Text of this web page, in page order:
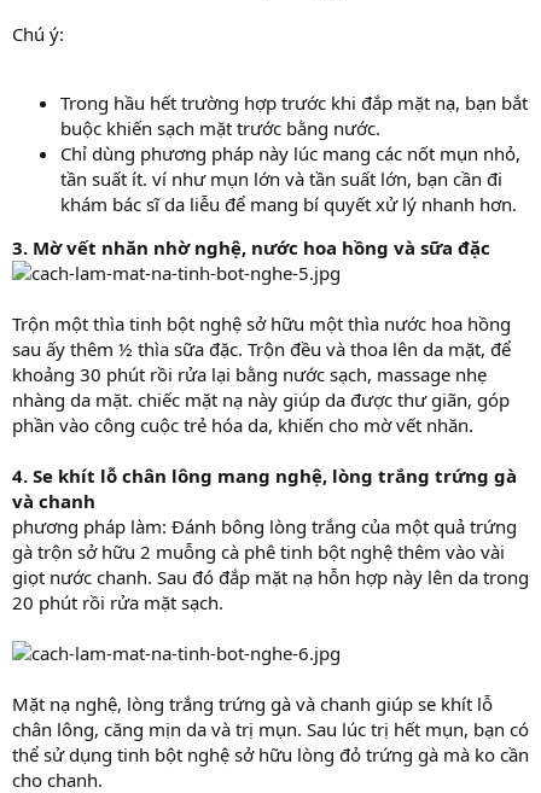
Chú ý:
Trong hầu hết trường hợp trước khi đắp mặt nạ, bạn bắt
buộc khiến sạch mặt trước bằng nước.
Chỉ dùng phương pháp này lúc mang các nốt mụn nhỏ,
tần suất ít. ví như mụn lớn và tần suất lớn, bạn cần đi
khám bác sĩ da liễu để mang bí quyết xử lý nhanh hơn.
3. Mờ vết nhăn nhờ nghệ, nước hoa hồng và sữa đặc
Trộn một thìa tinh bột nghệ sở hữu một thìa nước hoa hồng
sau ấy thêm ½ thìa sữa đặc. Trộn đều và thoa lên da mặt, để
khoảng 30 phút rồi rửa lại bằng nước sạch, massage nhẹ
nhàng da mặt. chiếc mặt nạ này giúp da được thư giãn, góp
phần vào công cuộc trẻ hóa da, khiến cho mờ vết nhăn.
4. Se khít lỗ chân lông mang nghệ, lòng trắng trứng gà
và chanh
phương pháp làm: Đánh bông lòng trắng của một quả trứng
gà trộn sở hữu 2 muỗng cà phê tinh bột nghệ thêm vào vài
giọt nước chanh. Sau đó đắp mặt nạ hỗn hợp này lên da trong
20 phút rồi rửa mặt sạch.
Mặt nạ nghệ, lòng trắng trứng gà và chanh giúp se khít lỗ
chân lông, căng mịn da và trị mụn. Sau lúc trị hết mụn, bạn có
thể sử dụng tinh bột nghệ sở hữu lòng đỏ trứng gà mà ko cần
cho chanh.